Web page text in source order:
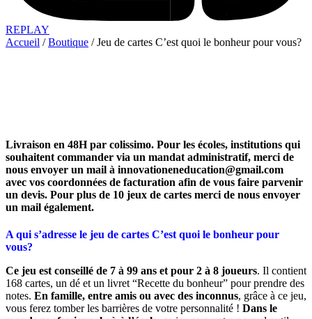
REPLAY
Accueil /Boutique / Jeu de cartes C’est quoi le bonheur pour vous?
Livraison en 48H par colissimo. Pour les écoles, institutions qui
souhaitent commander via un mandat administratif, merci de
nous envoyer un mail à innovationeneducation@gmail.com
avec vos coordonnées de facturation afin de vous faire parvenir
un devis. Pour plus de 10 jeux de cartes merci de nous envoyer
un mail également.
A qui s’adresse le jeu de cartes C’est quoi le bonheur pour
vous?
Ce jeu est conseillé de 7 à 99 ans et pour 2 à 8 joueurs. Il contient
168 cartes, un dé et un livret “Recette du bonheur” pour prendre des
notes. En famille, entre amis ou avec des inconnus, grâce à ce jeu,
vous ferez tomber les barrières de votre personnalité ! Dans le